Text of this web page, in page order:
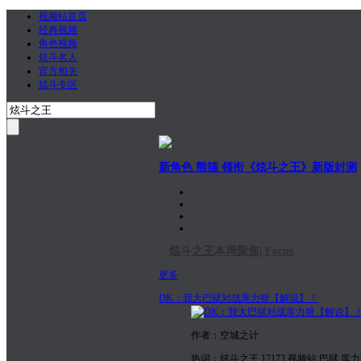
视频站首页
经典视频
角色视频
炫斗名人
官方相关
炫斗专区
新角色 熊猫 领衔《炫斗之王》新版封测
炫斗之王本周聚焦| Focus
更多
DK：我大巴狱对战库力呀【解说】！
作者：空城之计
热词：炫斗之王,17173,视频站,巴狱,库